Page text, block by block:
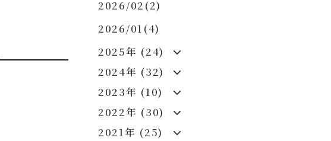
2026/02(2)
2026/01(4)
2025年 (24)
2024年 (32)
2023年 (10)
2022年 (30)
2021年 (25)